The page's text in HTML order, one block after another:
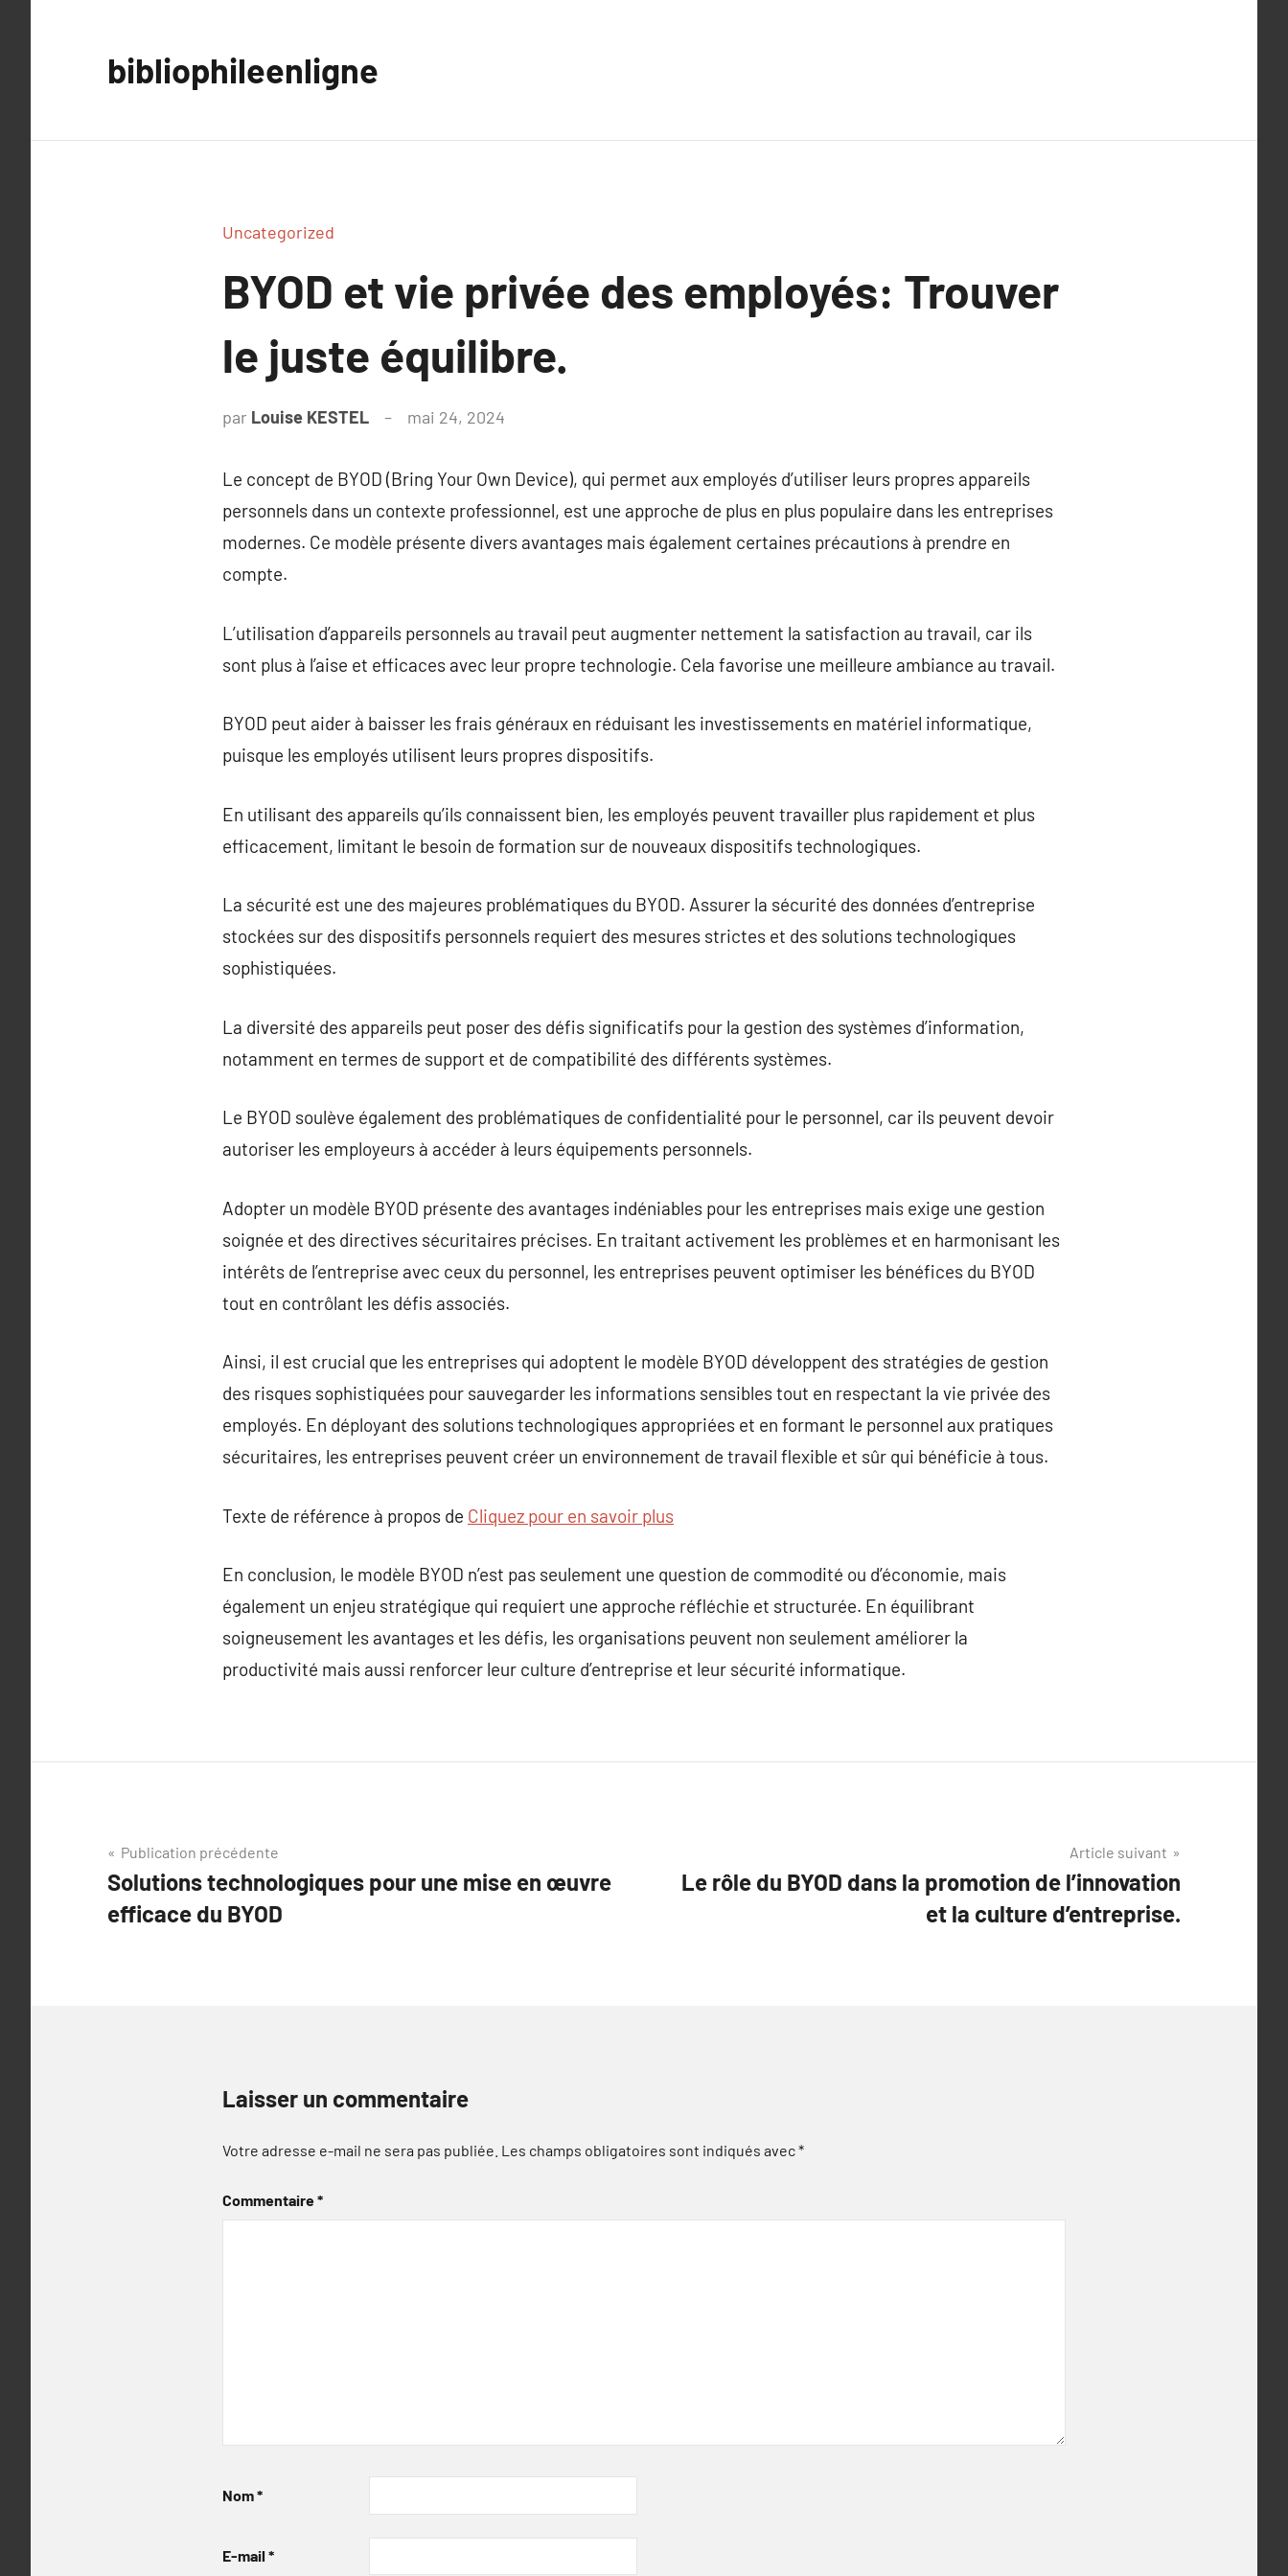
bibliophileenligne
Uncategorized
BYOD et vie privée des employés: Trouver
le juste équilibre.
par Louise KESTEL mai 24, 2024
Le concept de BYOD (Bring Your Own Device), qui permet aux employés d’utiliser leurs propres appareils
personnels dans un contexte professionnel, est une approche de plus en plus populaire dans les entreprises
modernes. Ce modèle présente divers avantages mais également certaines précautions à prendre en
compte.
L’utilisation d’appareils personnels au travail peut augmenter nettement la satisfaction au travail, car ils
sont plus à l’aise et efficaces avec leur propre technologie. Cela favorise une meilleure ambiance au travail.
BYOD peut aider à baisser les frais généraux en réduisant les investissements en matériel informatique,
puisque les employés utilisent leurs propres dispositifs.
En utilisant des appareils qu’ils connaissent bien, les employés peuvent travailler plus rapidement et plus
efficacement, limitant le besoin de formation sur de nouveaux dispositifs technologiques.
La sécurité est une des majeures problématiques du BYOD. Assurer la sécurité des données d’entreprise
stockées sur des dispositifs personnels requiert des mesures strictes et des solutions technologiques
sophistiquées.
La diversité des appareils peut poser des défis significatifs pour la gestion des systèmes d’information,
notamment en termes de support et de compatibilité des différents systèmes.
Le BYOD soulève également des problématiques de confidentialité pour le personnel, car ils peuvent devoir
autoriser les employeurs à accéder à leurs équipements personnels.
Adopter un modèle BYOD présente des avantages indéniables pour les entreprises mais exige une gestion
soignée et des directives sécuritaires précises. En traitant activement les problèmes et en harmonisant les
intérêts de l’entreprise avec ceux du personnel, les entreprises peuvent optimiser les bénéfices du BYOD
tout en contrôlant les défis associés.
Ainsi, il est crucial que les entreprises qui adoptent le modèle BYOD développent des stratégies de gestion
des risques sophistiquées pour sauvegarder les informations sensibles tout en respectant la vie privée des
employés. En déployant des solutions technologiques appropriées et en formant le personnel aux pratiques
sécuritaires, les entreprises peuvent créer un environnement de travail flexible et sûr qui bénéficie à tous.
Texte de référence à propos de Cliquez pour en savoir plus
En conclusion, le modèle BYOD n’est pas seulement une question de commodité ou d’économie, mais
également un enjeu stratégique qui requiert une approche réfléchie et structurée. En équilibrant
soigneusement les avantages et les défis, les organisations peuvent non seulement améliorer la
productivité mais aussi renforcer leur culture d’entreprise et leur sécurité informatique.
Navigation
de
l’article
Publication précédente
Solutions technologiques pour une mise en œuvre
efficace du BYOD
Article suivant
Le rôle du BYOD dans la promotion de l’innovation
et la culture d’entreprise.
Laisser un commentaire
Votre adresse e-mail ne sera pas publiée. Les champs obligatoires sont indiqués avec*
Commentaire*
Nom*
E-mail *